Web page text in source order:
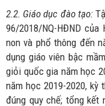
2.2. Giáo dục đào tạo:
96/2018/NQ-HĐND
non và phổ thông đến
dụng giáo viên bậc
giỏi quốc gia năm học
năm học 2019-2020, kỳ
đúng quy chế; tổng kết